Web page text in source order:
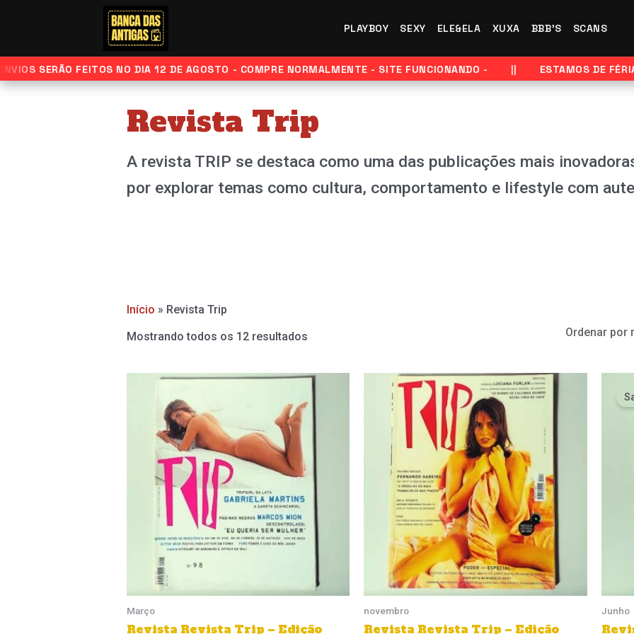
conteúdo
PLAYBOY SEXY ELE&ELA XUXA BBB'S SCANS
SERÃO FEITOS NO DIA 12 DE AGOSTO - COMPRE NORMALMENTE - SITE FUNCIONANDO - ESTAMOS DE FÉRIAS
Revista Trip
A revista TRIP se destaca como uma das publicações mais
por explorar temas como cultura, comportamento e lifestyle com
Início » Revista Trip
Mostrando todos os 12 resultados
Março
Revista Revista Trip – Edição
novembro
Revista Revista Trip – Edição
Junho